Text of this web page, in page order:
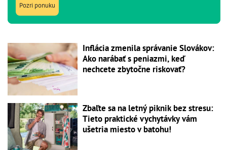
Pozri ponuku
Inflácia zmenila správanie Slovákov:
Ako narábať s peniazmi, keď
nechcete zbytočne riskovať?
Zbaľte sa na letný piknik bez stresu:
Tieto praktické vychytávky vám
ušetria miesto v batohu!